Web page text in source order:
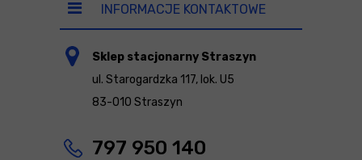
INFORMACJE KONTAKTOWE
Sklep stacjonarny Straszyn
ul. Starogardzka 117, lok. U5
83-010 Straszyn
797 950 140